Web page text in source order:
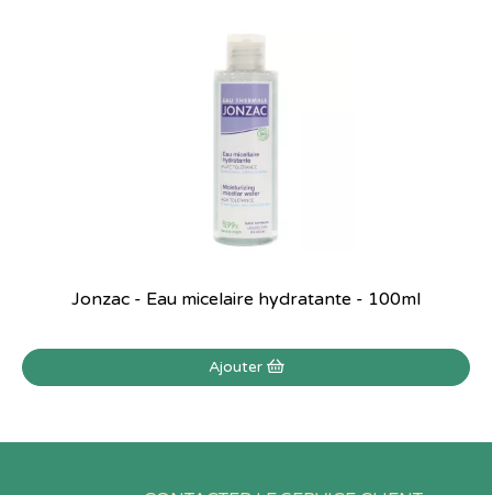
Jonzac - Eau micelaire hydratante - 100ml
Ajouter